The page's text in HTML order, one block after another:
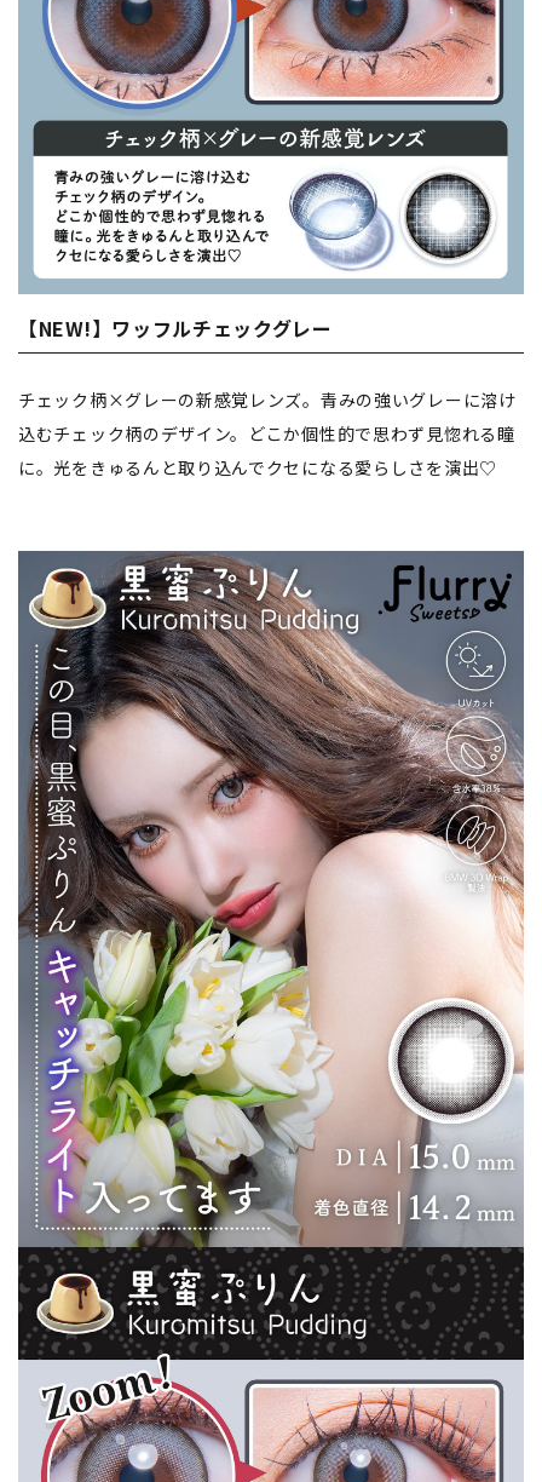
【NEW!】ワッフルチェックグレー
チェック柄×グレーの新感覚レンズ。⻘みの強いグレーに溶け
込むチェック柄のデザイン。どこか個性的で思わず見惚れる瞳
に。光をきゅるんと取り込んでクセになる愛らしさを演出♡